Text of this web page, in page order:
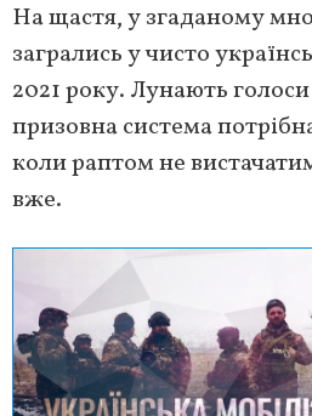
На щастя, у згаданому
загрались у чисто
2021 року. Лунають
призовна система
коли раптом не
вже.